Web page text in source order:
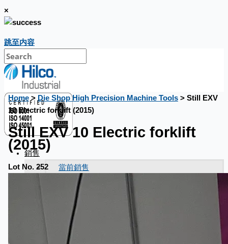
×
跳至内容
銷售
當前銷售
過往銷售
個案研究
Toyota Australia Plant Sale
Home> Die Shop High Precision Machine Tools> Still EXV
10 Electric forklift (2015)
Still EXV 10 Electric forklift
(2015)
Lot No. 252